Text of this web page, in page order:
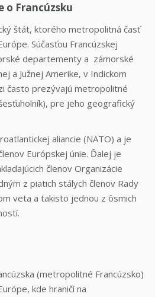
o Francúzsku
štát, ktorého metropolitná časť
Súčasťou Francúzskej
departementy a zámorské
a Južnej Amerike, v Indickom
často prezývajú metropolitné
pre jeho geografický
aliancie (NATO) a je
Európskej únie. Ďalej je
členov Organizácie
z piatich stálych členov Rady
veta a takisto jednou z ôsmich
(metropolitné Francúzsko)
kde hraničí na